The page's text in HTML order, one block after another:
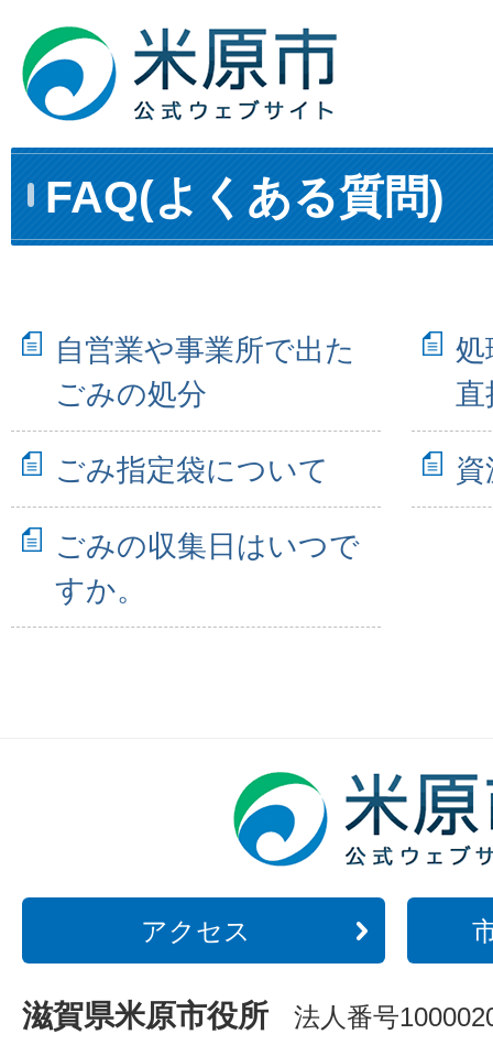
FAQ(よくある質問)
自営業や事業所で出た
ごみの処分
処
直
ごみ指定袋について
ごみの収集日はいつで
すか。
アクセス
滋賀県米原市役所 法人番号